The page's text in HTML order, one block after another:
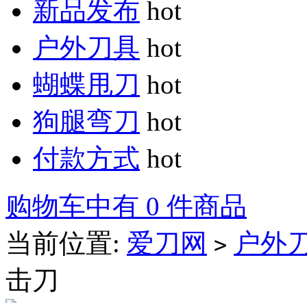
新品发布 hot
户外刀具 hot
蝴蝶甩刀 hot
狗腿弯刀 hot
付款方式 hot
购物车中有 0 件商品
当前位置: 爱刀网 > 户外
击刀